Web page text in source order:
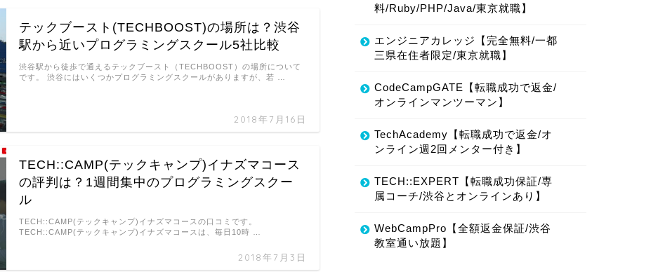
テックブースト(TECHBOOST)の場所は？渋谷
駅から近いプログラミングスクール5社比較
2018年7月16日
渋谷駅から徒歩で通えるテックブースト（TECHBOOST）の場所について
です。 渋谷にはいくつかプログラミングスクールがありますが、若 …
TECH::CAMP(テックキャンプ)イナズマコース
の評判は？1週間集中のプログラミングスクー
ル
2018年7月3日
TECH::CAMP(テックキャンプ)イナズマコースの口コミです。
TECH::CAMP(テックキャンプ)イナズマコースは、毎日10時 …
料/Ruby/PHP/Java/東京就職】
エンジニアカレッジ【完全無料/一都
三県在住者限定/東京就職】
CodeCampGATE【転職成功で返金/
オンラインマンツーマン】
TechAcademy【転職成功で返金/オ
ンライン週2回メンター付き】
TECH::EXPERT【転職成功保証/専
属コーチ/渋谷とオンラインあり】
WebCampPro【全額返金保証/渋谷
教室通い放題】